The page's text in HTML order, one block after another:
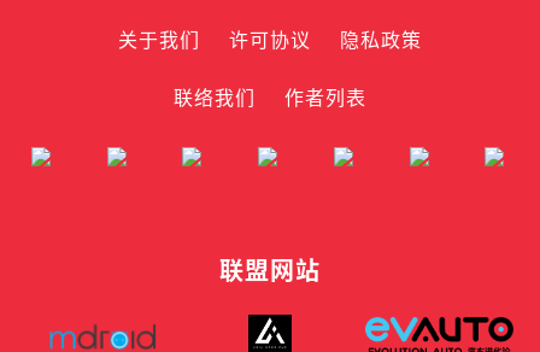
关于我们 许可协议
隐私政策
联络我们
作者列表
联盟网站